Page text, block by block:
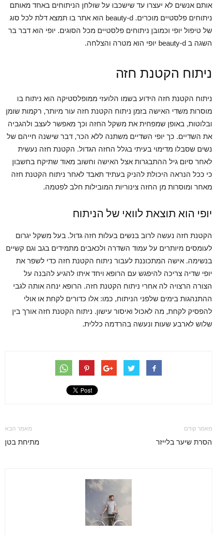
אותם אנשים לא יעצרו עד שישכבו על שולחן הניתוחים באחד מאותם
ניתוחים פלסטיים מוכרים. beauty-d הוא אתר בו תמצא דלת לכל סוג
של טיפול יופי וכמובן ניתוחים פלסטיים מכל הסוגים. יופי הוא דבר בר
השגה ב beauty-d יופי הוא מטרה והצלחה.
ניתוח הקטנת חזה
ניתוח הקטנת חזה הידוע בשמו הלועזי ממופלסטיקה הוא ניתוח בו
מוסרות משדי האישה בזמן ניתוח הקטנת חזה עור מיותר, רקמות שומן
ובלוטות, באופן שמפחית את משקל החזה וכך מאפשר לעצב ולהגביה
את השדיים. כך יופי השדיים משתנה ללא הכר, דבר שישנה חייהם של
נשים שסבלו מדימוי בעיתי בגלל החזה הגדול. הקטנת חזה נעשית
לאחר סיום גיל ההתבגרות אצל האישה וחשוב מאוד שתיקח בחשבון
כי ככל הנראה היכולת להניק בעתיד תאבד לאחר ניתוח הקטנת חזה
מאחר ומוסרות מן החזה צינוריות המובילות חלב לפטמה.
יופי הוא תוצאת לוואי של הניתוח
הקטנת חזה נעשה לרוב בנשים בעלות חזה גדול. בעל משקל יגרום
לעומסים מיותרים על עמוד השדרה ולכאבים מתמידים בגב וגם קשיים
בנשימה. אישה המתכוננת לעבור ניתוח הקטנת חזה כדי לשפר את
יופי שדיה צריכה להיפגש עם הרופא ויחד איתו להגיע להבנה על
הצורה הרצויה לה אחרי ניתוח הקטנת חזה. הרופא ינחה אותה לגבי
ההתנהגות בימים שלפני הניתוח, כמו: אלו כדורים לקחת או אולי
להפסיק לקחת, מה לאכול ואיסור עישון. ניתוח הקטנת חזה אורך בין
שלוש לארבע שעות ונעשה בהרדמה כללית.
מאמר קודם
הסרת שיער בלייזר
מאמר הבא
מתיחת בטן